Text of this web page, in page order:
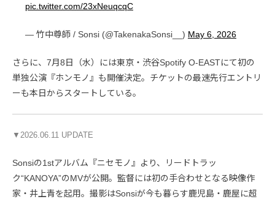
pic.twitter.com/23xNeuqcqC
— 竹中尊師 / Sonsi (@TakenakaSonsi__) May 6, 2026
さらに、7月8日（水）には東京・渋谷Spotify O-EASTにて初の
単独公演『ホンモノ』も開催決定。チケットの最速先行エントリ
ーも本日からスタートしている。
▼2026.06.11 UPDATE
Sonsiの1stアルバム『ニセモノ』より、リードトラッ
ク“KANOYA”のMVが公開。監督には初の手合わせとなる映像作
家・井上青を起用。撮影はSonsiが今も暮らす鹿児島・鹿屋に超